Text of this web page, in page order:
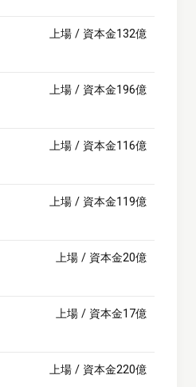
上場 / 資本金132億
上場 / 資本金196億
上場 / 資本金116億
上場 / 資本金119億
上場 / 資本金20億
上場 / 資本金17億
上場 / 資本金220億